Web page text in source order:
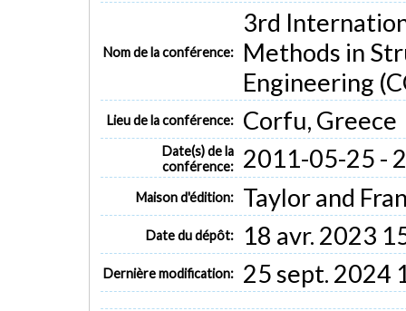
Nom de la conférence:
3rd
Methods in
Engineering
Lieu de la conférence: Corfu, Greece
Date(s) de la
conférence:
2011-05-25 -
Maison d'édition: Taylor and
Date du dépôt: 18 avr. 2023
Dernière modification: 25 sept. 2024